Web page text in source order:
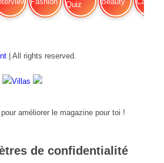
| All rights reserved.
Villas
améliorer le magazine pour toi !
de confidentialité